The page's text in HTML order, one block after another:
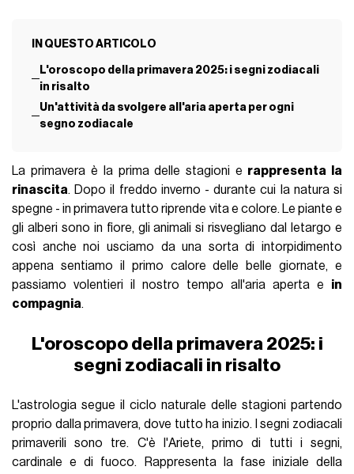
IN QUESTO ARTICOLO
L'oroscopo della primavera 2025: i segni zodiacali
in risalto
Un'attività da svolgere all'aria aperta per ogni
segno zodiacale
La primavera è la prima delle stagioni e rappresenta la
rinascita. Dopo il freddo inverno - durante cui la natura si
spegne - in primavera tutto riprende vita e colore. Le piante e
gli alberi sono in fiore, gli animali si risvegliano dal letargo e
così anche noi usciamo da una sorta di intorpidimento
appena sentiamo il primo calore delle belle giornate, e
passiamo volentieri il nostro tempo all'aria aperta e in
compagnia.
L'oroscopo della primavera 2025: i
segni zodiacali in risalto
L'astrologia segue il ciclo naturale delle stagioni partendo
proprio dalla primavera, dove tutto ha inizio. I segni zodiacali
primaverili sono tre. C'è l'Ariete, primo di tutti i segni,
cardinale e di fuoco. Rappresenta la fase iniziale della